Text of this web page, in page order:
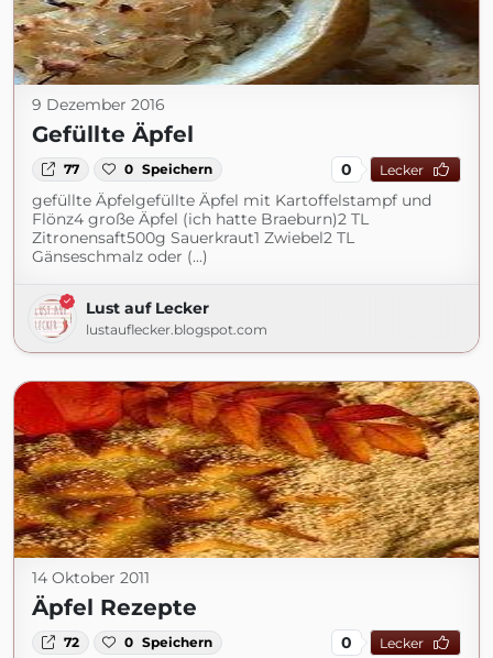
9 Dezember 2016
Gefüllte Äpfel
77 0 Speichern 0 Lecker
gefüllte Äpfelgefüllte Äpfel mit Kartoffelstampf und
Flönz4 große Äpfel (ich hatte Braeburn)2 TL
Zitronensaft500g Sauerkraut1 Zwiebel2 TL
Gänseschmalz oder (...)
Lust auf Lecker
lustauflecker.blogspot.com
14 Oktober 2011
Äpfel Rezepte
72 0 Speichern 0 Lecker